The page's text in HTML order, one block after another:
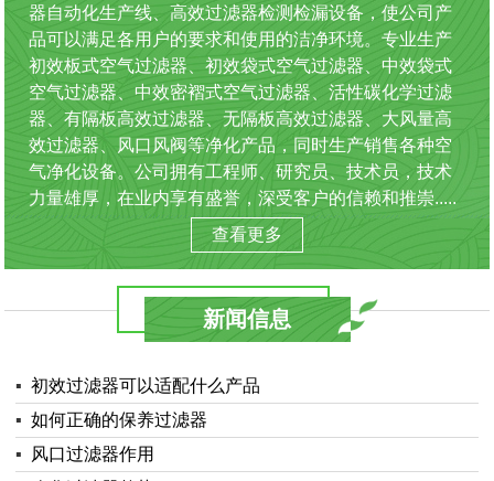
器自动化生产线、高效过滤器检测检漏设备，使公司产
品可以满足各用户的要求和使用的洁净环境。专业生产
初效板式空气过滤器、初效袋式空气过滤器、中效袋式
空气过滤器、中效密褶式空气过滤器、活性碳化学过滤
器、有隔板高效过滤器、无隔板高效过滤器、大风量高
效过滤器、风口风阀等净化产品，同时生产销售各种空
气净化设备。公司拥有工程师、研究员、技术员，技术
力量雄厚，在业内享有盛誉，深受客户的信赖和推崇.....
查看更多
新闻信息
▪ 初效过滤器可以适配什么产品
▪ 如何正确的保养过滤器
▪
风口过滤器作用